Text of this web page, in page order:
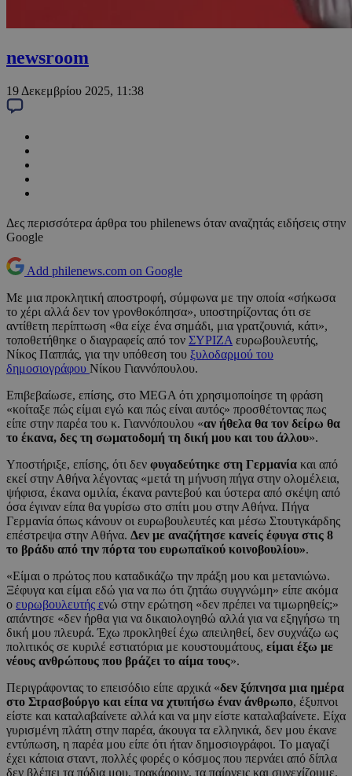
newsroom
19 Δεκεμβρίου 2025, 11:38
Δες περισσότερα άρθρα του philenews όταν αναζητάς ειδήσεις στην
Google
Add philenews.com on Google
Με μια προκλητική αποστροφή, σύμφωνα με την οποία «σήκωσα
το χέρι αλλά δεν τον γρονθοκόπησα», υποστηρίζοντας ότι σε
αντίθετη περίπτωση «θα είχε ένα σημάδι, μια γρατζουνιά, κάτι»,
τοποθετήθηκε ο διαγραφείς από τον ΣΥΡΙΖΑ ευρωβουλευτής,
Νίκος Παππάς, για την υπόθεση του ξυλοδαρμού του
δημοσιογράφου Νίκου Γιαννόπουλου.
Επιβεβαίωσε, επίσης, στο MEGA ότι χρησιμοποίησε τη φράση
«κοίταξε πώς είμαι εγώ και πώς είναι αυτός» προσθέτοντας πως
είπε στην παρέα του κ. Γιαννόπουλου «αν ήθελα θα τον δείρω θα
το έκανα, δες τη σωματοδομή τη δική μου και του άλλου».
Υποστήριξε, επίσης, ότι δεν φυγαδεύτηκε στη Γερμανία και από
εκεί στην Αθήνα λέγοντας «μετά τη μήνυση πήγα στην ολομέλεια,
ψήφισα, έκανα ομιλία, έκανα ραντεβού και ύστερα από σκέψη από
όσα έγιναν είπα θα γυρίσω στο σπίτι μου στην Αθήνα. Πήγα
Γερμανία όπως κάνουν οι ευρωβουλευτές και μέσω Στουτγκάρδης
επέστρεψα στην Αθήνα. Δεν με αναζήτησε κανείς έφυγα στις 8
το βράδυ από την πόρτα του ευρωπαϊκού κοινοβουλίου».
«Είμαι ο πρώτος που καταδικάζω την πράξη μου και μετανιώνω.
Ξέφυγα και είμαι εδώ για να πω ότι ζητάω συγγνώμη» είπε ακόμα
ο ευρωβουλευτής ενώ στην ερώτηση «δεν πρέπει να τιμωρηθείς;»
απάντησε «δεν ήρθα για να δικαιολογηθώ αλλά για να εξηγήσω τη
δική μου πλευρά. Έχω προκληθεί έχω απειληθεί, δεν συχνάζω ως
πολιτικός σε κυριλέ εστιατόρια με κουστουμάτους, είμαι έξω με
νέους ανθρώπους που βράζει το αίμα τους».
Περιγράφοντας το επεισόδιο είπε αρχικά «δεν ξύπνησα μια ημέρα
στο Στρασβούργο και είπα να χτυπήσω έναν άνθρωπο, έξυπνοι
είστε και καταλαβαίνετε αλλά και να μην είστε καταλαβαίνετε. Είχα
γυρισμένη πλάτη στην παρέα, άκουγα τα ελληνικά, δεν μου έκανε
εντύπωση, η παρέα μου είπε ότι ήταν δημοσιογράφοι. Το μαγαζί
έχει κάποια σταντ, πολλές φορές ο κόσμος που περνάει από δίπλα
δεν βλέπει τα πόδια μου, τρακάρουν, τα παίρνεις και συνεχίζουμε.